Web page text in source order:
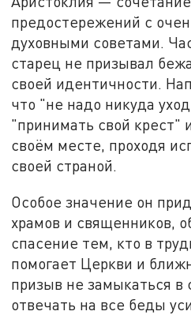
предостережений с
духовными советами.
старец не призывал
своей идентичности.
что "не надо никуда
"принимать свой крест"
своём месте, проходя
своей страной.
Особое значение он
храмов и священников,
спасение тем, кто в
помогает Церкви и
призыв не замыкаться в
отвечать на все беды